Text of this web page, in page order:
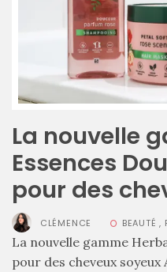
La nouvelle
Essences
pour des
CLÉMENCE BEAUTÉ ,
La nouvelle gamme
pour des cheveux